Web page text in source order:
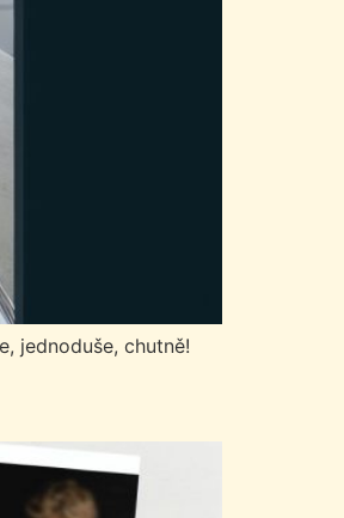
jednoduše, chutně!